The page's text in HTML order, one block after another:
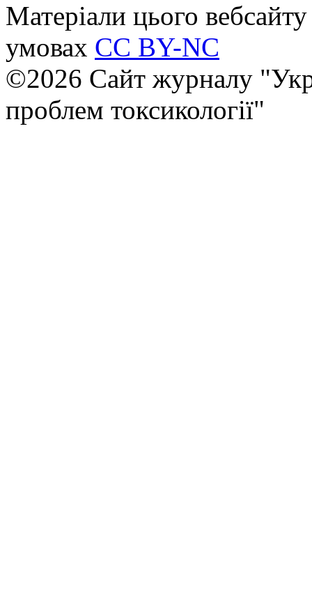
Матеріали цього
умовах CC BY-NC
©2026 Сайт журналу
проблем токсикології"